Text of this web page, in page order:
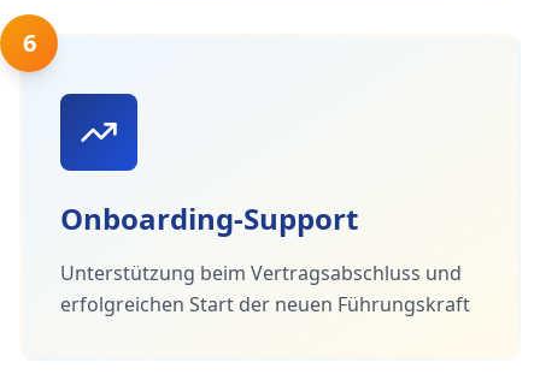
6
Onboarding-Support
Unterstützung beim Vertragsabschluss und
erfolgreichen Start der neuen Führungskraft